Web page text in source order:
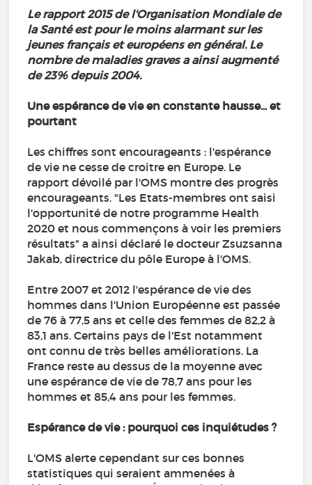
Le rapport 2015 de l'Organisation Mondiale de
la Santé est pour le moins alarmant sur les
jeunes français et européens en général. Le
nombre de maladies graves a ainsi augmenté
de 23% depuis 2004.
Une espérance de vie en constante hausse... et
pourtant
Les chiffres sont encourageants : l'espérance
de vie ne cesse de croitre en Europe. Le
rapport dévoilé par l'OMS montre des progrès
encourageants. "Les Etats-membres ont saisi
l'opportunité de notre programme Health
2020 et nous commençons à voir les premiers
résultats" a ainsi déclaré le docteur Zsuzsanna
Jakab, directrice du pôle Europe à l'OMS.
Entre 2007 et 2012 l'espérance de vie des
hommes dans l'Union Européenne est passée
de 76 à 77,5 ans et celle des femmes de 82,2 à
83,1 ans. Certains pays de l'Est notamment
ont connu de très belles améliorations. La
France reste au dessus de la moyenne avec
une espérance de vie de 78,7 ans pour les
hommes et 85,4 ans pour les femmes.
Espérance de vie : pourquoi ces inquiétudes ?
L'OMS alerte cependant sur ces bonnes
statistiques qui seraient ammenées à